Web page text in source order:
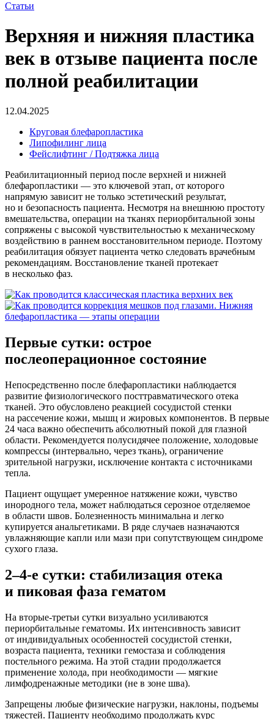
Статьи
Верхняя и нижняя пластика
век в отзыве пациента после
полной реабилитации
12.04.2025
Круговая блефаропластика
Липофилинг лица
Фейслифтинг / Подтяжка лица
Реабилитационный период после верхней и нижней
блефаропластики — это ключевой этап, от которого
напрямую зависит не только эстетический результат,
но и безопасность пациента. Несмотря на внешнюю простоту
вмешательства, операции на тканях периорбитальной зоны
сопряжены с высокой чувствительностью к механическому
воздействию в раннем восстановительном периоде. Поэтому
реабилитация обязует пациента четко следовать врачебным
рекомендациям. Восстановление тканей протекает
в несколько фаз.
Первые сутки: острое
послеоперационное состояние
Непосредственно после блефаропластики наблюдается
развитие физиологического посттравматического отека
тканей. Это обусловлено реакцией сосудистой стенки
на рассечение кожи, мышц и жировых компонентов. В первые
24 часа важно обеспечить абсолютный покой для глазной
области. Рекомендуется полусидячее положение, холодовые
компрессы (интервально, через ткань), ограничение
зрительной нагрузки, исключение контакта с источниками
тепла.
Пациент ощущает умеренное натяжение кожи, чувство
инородного тела, может наблюдаться серозное отделяемое
в области швов. Болезненность минимальна и легко
купируется анальгетиками. В ряде случаев назначаются
увлажняющие капли или мази при сопутствующем синдроме
сухого глаза.
2–4-е сутки: стабилизация отека
и пиковая фаза гематом
На вторые-третьи сутки визуально усиливаются
периорбитальные гематомы. Их интенсивность зависит
от индивидуальных особенностей сосудистой стенки,
возраста пациента, техники гемостаза и соблюдения
постельного режима. На этой стадии продолжается
применение холода, при необходимости — мягкие
лимфодренажные методики (не в зоне шва).
Запрещены любые физические нагрузки, наклоны, подъемы
тяжестей. Пациенту необходимо продолжать курс